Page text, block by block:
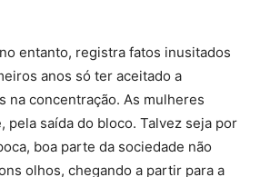
entanto, registra fatos inusitados
anos só ter aceitado a
na concentração. As mulheres
pela saída do bloco. Talvez seja por
boa parte da sociedade não
olhos, chegando a partir para a